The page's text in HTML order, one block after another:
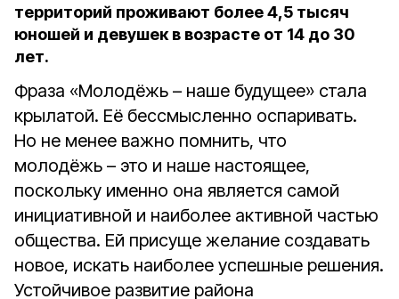
территорий проживают более 4,5 тысяч
юношей и девушек в возрасте от 14 до 30
лет.
Фраза «Молодёжь – наше будущее» стала
крылатой. Её бессмысленно оспаривать.
Но не менее важно помнить, что
молодёжь – это и наше настоящее,
поскольку именно она является самой
инициативной и наиболее активной частью
общества. Ей присуще желание создавать
новое, искать наиболее успешные решения.
Устойчивое развитие района